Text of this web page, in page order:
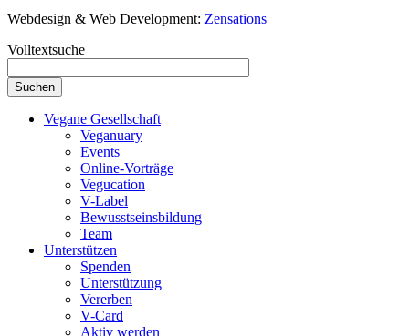
Webdesign & Web Development: Zensations
Volltextsuche
Vegane Gesellschaft
Veganuary
Events
Online-Vorträge
Vegucation
V-Label
Bewusstseinsbildung
Team
Unterstützen
Spenden
Unterstützung
Vererben
V-Card
Aktiv werden